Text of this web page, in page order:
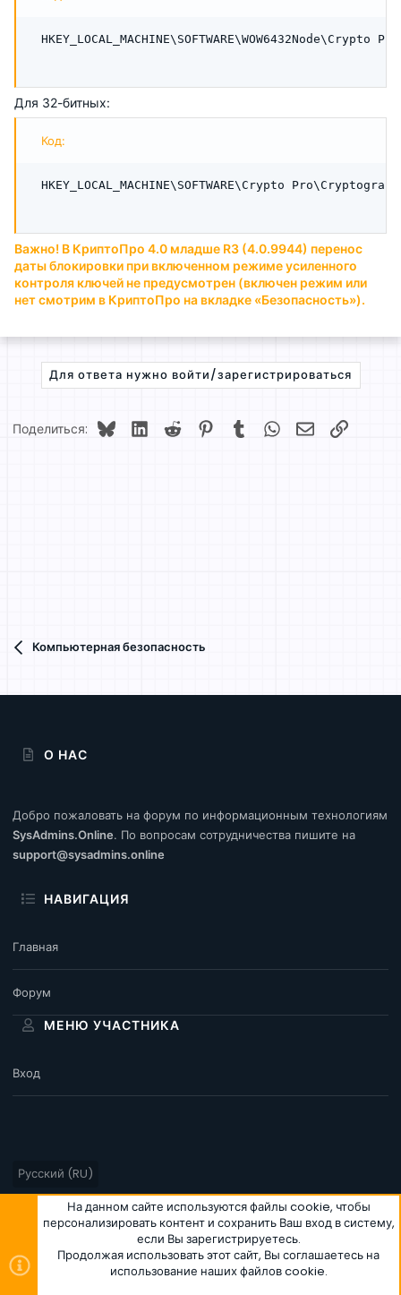
Для 32-битных:
Код:
HKEY_LOCAL_MACHINE\SOFTWARE\Crypto
Важно! В КриптоПро 4.0 младше R3 (4.0.9944) перенос
даты блокировки при включенном режиме усиленного
контроля ключей не предусмотрен (включен режим или
нет смотрим в КриптоПро на вкладке «Безопасность»).
Для ответа нужно войти/зарегистрироваться
Поделиться: BlueskyLinkedInReddit PinterestTumblrWhatsAppЭлектронная
Ссылка
Компьютерная безопасность
О НАС
Добро пожаловать на форум по информационным технологиям
SysAdmins.Online. По вопросам сотрудничества пишите на
support@sysadmins.online
НАВИГАЦИЯ
Главная
Форум
МЕНЮ УЧАСТНИКА
Вход
Русский (RU)
Условия и правила
Политика конфиденциальности
Помощь
Главная
R
S
На данном сайте используются файлы cookie, чтобы
персонализировать контент и сохранить Ваш вход в систему,
если Вы зарегистрируетесь.
Продолжая использовать этот сайт, Вы соглашаетесь на
использование наших файлов cookie.